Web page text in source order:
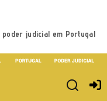
judicial em Portugal